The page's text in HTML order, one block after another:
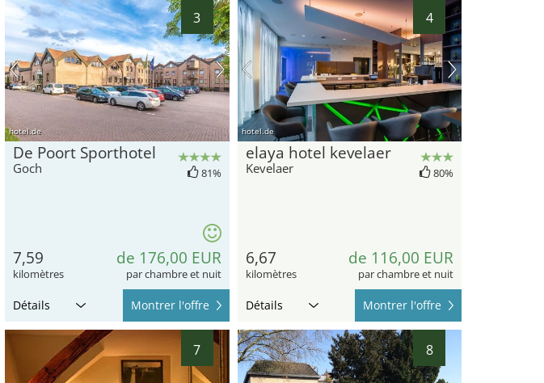
10
11
22
3
hotel.de
De Poort Sporthotel
Goch 81%
7,59
kilomètres
de 176,00 EUR
par chambre et nuit
Détails Montrer l'offre
4
hotel.de
elaya hotel kevelaer
Kevelaer 80%
6,67
kilomètres
de 116,00 EUR
par chambre et nuit
Détails Montrer l'offre
7 8